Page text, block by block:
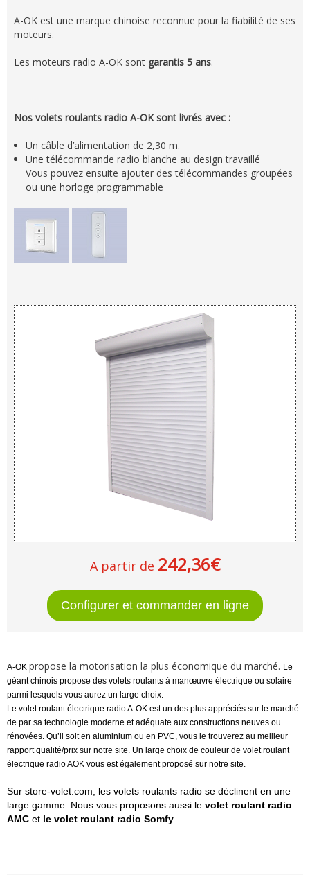
A-OK est une marque chinoise reconnue pour la fiabilité de ses
moteurs.
Les moteurs radio A-OK sont garantis 5 ans.
Nos volets roulants radio A-OK sont livrés avec :
Un câble d’alimentation de 2,30 m.
Une télécommande radio blanche au design travaillé
Vous pouvez ensuite ajouter des télécommandes groupées
ou une horloge programmable
A partir de 242,36€
A-OK propose la motorisation la plus économique du marché. Le
géant chinois propose des volets roulants à manœuvre électrique ou solaire
parmi lesquels vous aurez un large choix.
Le volet roulant électrique radio A-OK est un des plus appréciés sur le marché
de par sa technologie moderne et adéquate aux constructions neuves ou
rénovées. Qu’il soit en aluminium ou en PVC, vous le trouverez au meilleur
rapport qualité/prix sur notre site. Un large choix de couleur de volet roulant
électrique radio AOK vous est également proposé sur notre site.
Sur store-volet.com, les volets roulants radio se déclinent en une
large gamme. Nous vous proposons aussi le volet roulant radio
AMC et le volet roulant radio Somfy